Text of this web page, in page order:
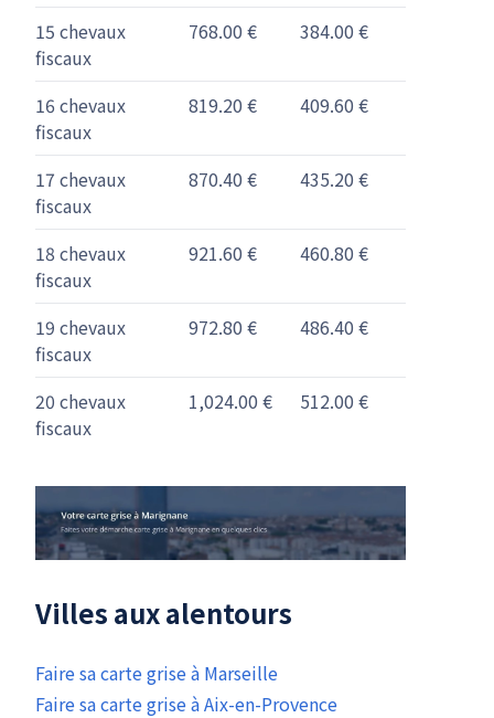
15 chevaux
fiscaux
768.00 € 384.00 €
16 chevaux
fiscaux
819.20 € 409.60 €
17 chevaux
fiscaux
870.40 € 435.20 €
18 chevaux
fiscaux
921.60 € 460.80 €
19 chevaux
fiscaux
972.80 € 486.40 €
20 chevaux
fiscaux
1,024.00 € 512.00 €
Villes aux alentours
Faire sa carte grise à Marseille
Faire sa carte grise à Aix-en-Provence